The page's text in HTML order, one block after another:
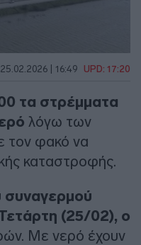
25.02.2026 | 16:49 UPD: 17:20
τα στρέμματα
λόγω των
τον φακό να
καταστροφής.
συναγερμού
(25/02), ο
Με νερό έχουν